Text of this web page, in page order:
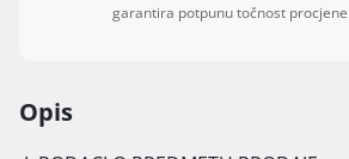
garantira potpunu točnost
Opis